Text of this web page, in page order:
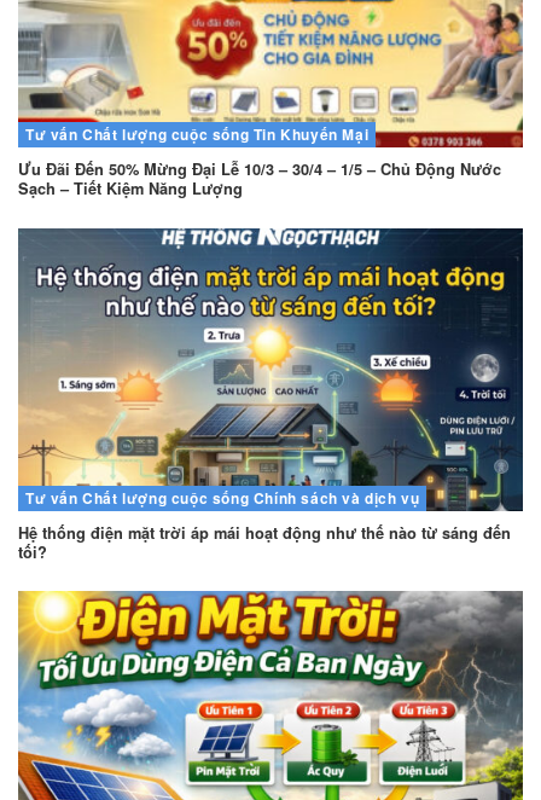
Tư vấn Chất lượng cuộc sống Tin Khuyến Mại
Ưu Đãi Đến 50% Mừng Đại Lễ 10/3 – 30/4 – 1/5 – Chủ Động Nước
Sạch – Tiết Kiệm Năng Lượng
Tư vấn Chất lượng cuộc sống Chính sách và dịch vụ
Hệ thống điện mặt trời áp mái hoạt động như thế nào từ sáng đến
tối?